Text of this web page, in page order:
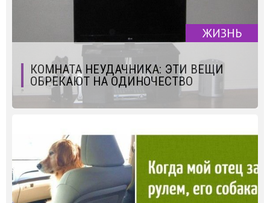
ЖИЗНЬ
КОМНАТА НЕУДАЧНИКА: ЭТИ ВЕЩИ
ОБРЕКАЮТ НА ОДИНОЧЕСТВО